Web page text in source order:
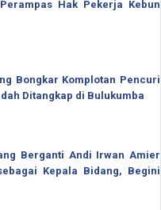
Hak Pekerja Kebun
Bongkar Komplotan Pencuri
Ditangkap di Bulukumba
Berganti Andi Irwan Amier
Kepala Bidang, Begini